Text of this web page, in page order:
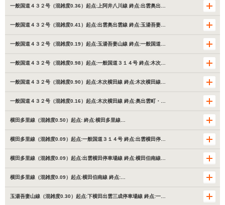
一般国道４３２号（混雑度0.36）起点:上阿井八川線 終点:出雲奥出…
一般国道４３２号（混雑度0.41）起点:出雲奥出雲線 終点:玉湯吾妻…
一般国道４３２号（混雑度0.19）起点:玉湯吾妻山線 終点:一般国道…
一般国道４３２号（混雑度0.98）起点:一般国道３１４号 終点:木次…
一般国道４３２号（混雑度0.90）起点:木次横田線 終点:木次横田線…
一般国道４３２号（混雑度0.16）起点:木次横田線 終点:奥出雲町・…
横田多里線（混雑度0.50）起点: 終点:横田多里線…
横田多里線（混雑度0.09）起点:一般国道３１４号 終点:出雲横田停…
横田多里線（混雑度0.09）起点:出雲横田停車場線 終点:横田伯南線…
横田多里線（混雑度0.09）起点:横田伯南線 終点:…
玉湯吾妻山線（混雑度0.30）起点:下横田出雲三成停車場線 終点:一…